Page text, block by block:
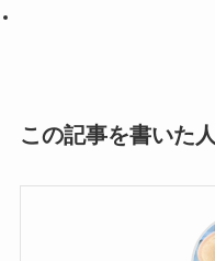
この記事を書いた人